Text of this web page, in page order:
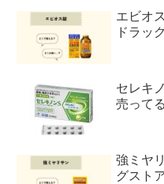
エビオ
ドラッ
セレキ
売って
強ミヤ
グスト